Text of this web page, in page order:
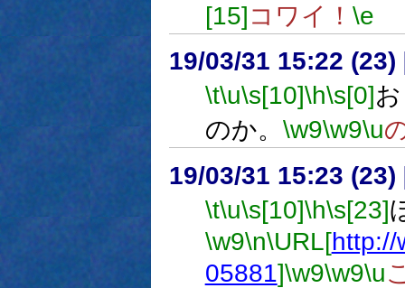
[15]コワイ！ \e
19/03/31 15:22 (23)
\t\u\s[10]\h\s[0]
のか。 \w9\w9\u
19/03/31 15:23 (23)
\t\u\s[10]\h\s[23]
\w9\n\URL[http://
05881]\w9\w9\u